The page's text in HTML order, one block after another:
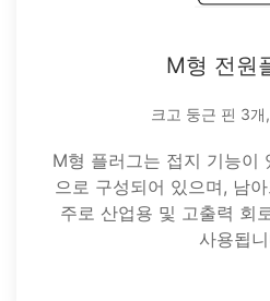
M형 전원
크고 둥근 핀 3
M형 플러그는 접지 기능이
으로 구성되어 있으며, 남
주로 산업용 및 고출력 회
사용됩